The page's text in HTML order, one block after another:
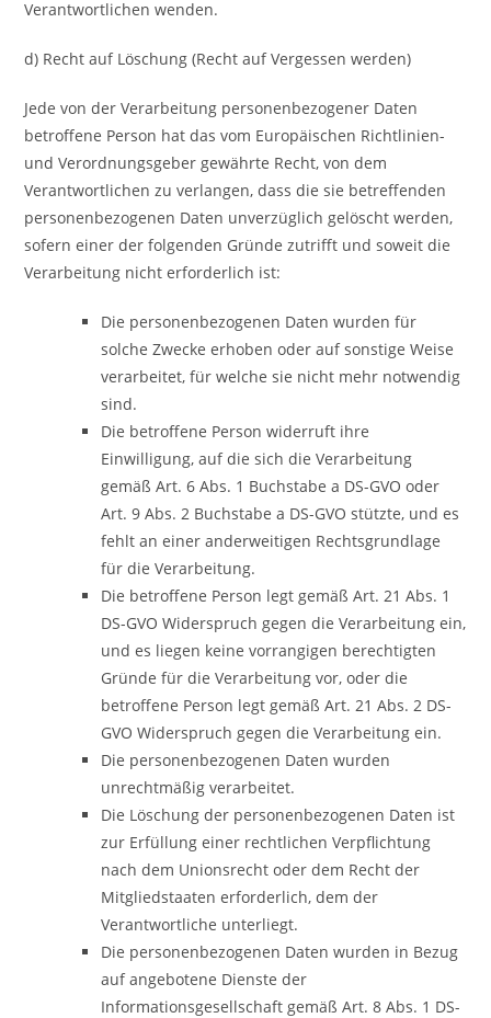
Verantwortlichen wenden.
d) Recht auf Löschung (Recht auf Vergessen werden)
Jede von der Verarbeitung personenbezogener Daten
betroffene Person hat das vom Europäischen Richtlinien-
und Verordnungsgeber gewährte Recht, von dem
Verantwortlichen zu verlangen, dass die sie betreffenden
personenbezogenen Daten unverzüglich gelöscht werden,
sofern einer der folgenden Gründe zutrifft und soweit die
Verarbeitung nicht erforderlich ist:
Die personenbezogenen Daten wurden für
solche Zwecke erhoben oder auf sonstige Weise
verarbeitet, für welche sie nicht mehr notwendig
sind.
Die betroffene Person widerruft ihre
Einwilligung, auf die sich die Verarbeitung
gemäß Art. 6 Abs. 1 Buchstabe a DS-GVO oder
Art. 9 Abs. 2 Buchstabe a DS-GVO stützte, und es
fehlt an einer anderweitigen Rechtsgrundlage
für die Verarbeitung.
Die betroffene Person legt gemäß Art. 21 Abs. 1
DS-GVO Widerspruch gegen die Verarbeitung ein,
und es liegen keine vorrangigen berechtigten
Gründe für die Verarbeitung vor, oder die
betroffene Person legt gemäß Art. 21 Abs. 2 DS-
GVO Widerspruch gegen die Verarbeitung ein.
Die personenbezogenen Daten wurden
unrechtmäßig verarbeitet.
Die Löschung der personenbezogenen Daten ist
zur Erfüllung einer rechtlichen Verpflichtung
nach dem Unionsrecht oder dem Recht der
Mitgliedstaaten erforderlich, dem der
Verantwortliche unterliegt.
Die personenbezogenen Daten wurden in Bezug
auf angebotene Dienste der
Informationsgesellschaft gemäß Art. 8 Abs. 1 DS-